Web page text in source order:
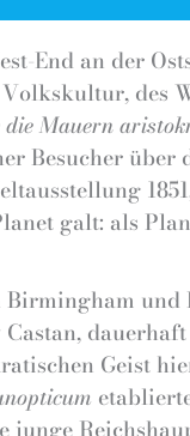
End an der
des
die Mauern
Besucher
galt: als
Geist